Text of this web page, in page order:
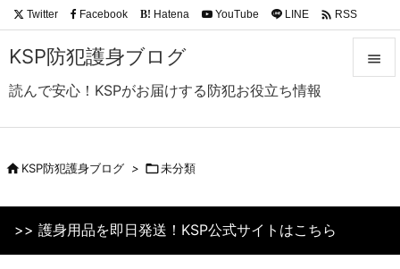
KSP防犯護身ブログ
読んで安心！KSPがお届けする防犯お役立ち情報

前へ
次へ
Twitter Facebook B! Hatena YouTube LINE  RSS
KSP防犯護身ブログ > 未分類
>> 護身用品を即日発送！KSP公式サイトはこちら